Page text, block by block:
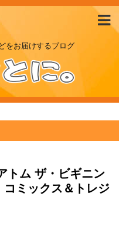
をお届けするブログ
トム ザ・ビギニン
ミックス＆トレジ